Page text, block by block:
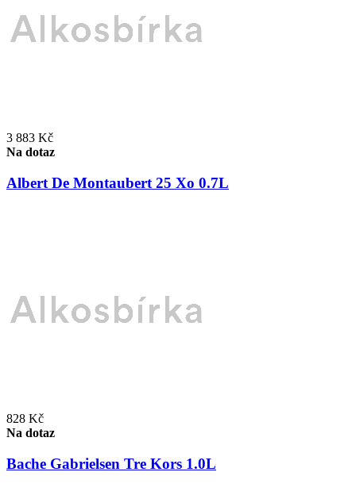
3 883 Kč
Na dotaz
Albert De Montaubert 25 Xo 0.7L
828 Kč
Na dotaz
Bache Gabrielsen Tre Kors 1.0L